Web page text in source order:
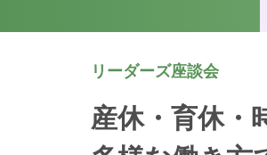
リーダーズ座談会
産休・育休